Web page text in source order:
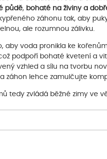
půdě, bohaté na živiny a
záhonu tak, aby
ale rozumnou zálivku.
voda pronikla ke
podpoří bohaté kvetení a
vzhled a sílu na tvorbu
záhon lehce zamulčujte
tedy zvládá běžné zimy ve